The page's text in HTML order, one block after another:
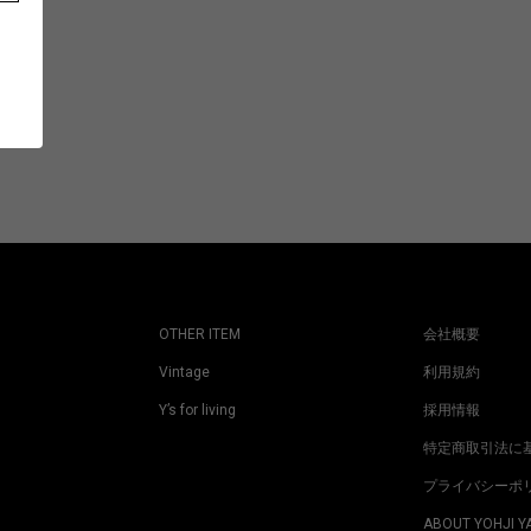
OTHER ITEM
Vintage
Y’s for living
会社概要
利用規約
採用情報
特定商取引法に
プライバシーポ
ABOUT YOHJI